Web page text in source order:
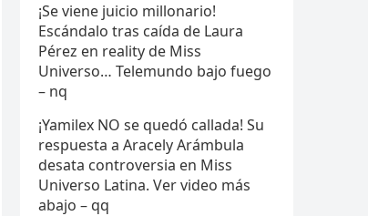
¡Se viene juicio millonario!
Escándalo tras caída de Laura
Pérez en reality de Miss
Universo… Telemundo bajo fuego
– nq
¡Yamilex NO se quedó callada! Su
respuesta a Aracely Arámbula
desata controversia en Miss
Universo Latina. Ver video más
abajo – qq